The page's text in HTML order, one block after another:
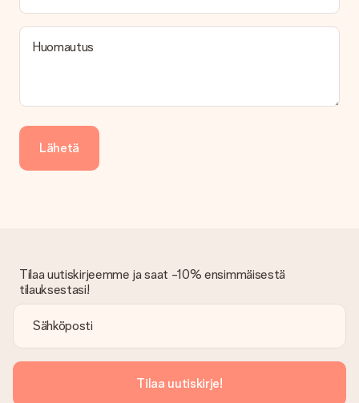
Huomautus
Lähetä
Tilaa uutiskirjeemme ja saat -10% ensimmäisestä
tilauksestasi!
Tilaa uutiskirje!